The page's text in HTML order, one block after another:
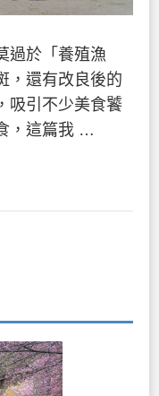
過於「養殖漁
，還有改良後的
吸引不少美食饕
，這篇我 …